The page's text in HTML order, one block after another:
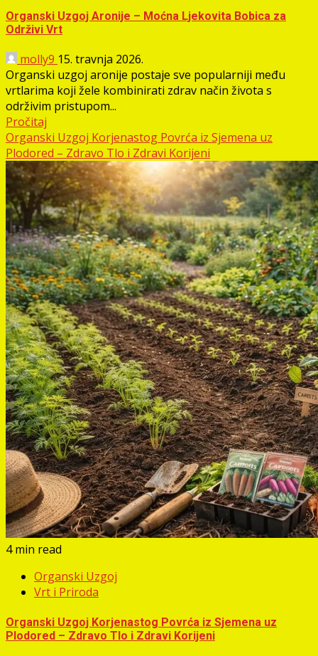
Organski Uzgoj Aronije – Moćna Ljekovita Bobica za
Održivi Vrt
molly9 15. travnja 2026.
Organski uzgoj aronije postaje sve popularniji među
vrtlarima koji žele kombinirati zdrav način života s
održivim pristupom...
Pročitaj
Organski Uzgoj Korjenastog Povrća iz Sjemena uz
Plodored – Zdravo Tlo i Zdravi Korijeni
4 min read
Organski Uzgoj
Vrt i Priroda
Organski Uzgoj Korjenastog Povrća iz Sjemena uz
Plodored – Zdravo Tlo i Zdravi Korijeni